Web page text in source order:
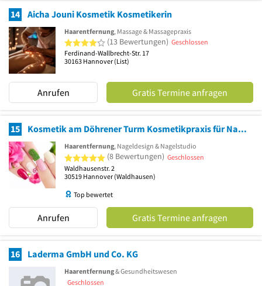
14 Aicha Jouni Kosmetik Kosmetikerin
Haarentfernung, Massage & Massagepraxis
4 von 5 Sternen
(13 Bewertungen) Geschlossen
Ferdinand-Wallbrecht-Str. 17
30163 Hannover(List)
Anrufen Gratis Termine anfragen
15 Kosmetik am Döhrener Turm Kosmetikpraxis für Naturkosmetik
Haarentfernung, Nageldesign & Nagelstudio
5 von 5 Sternen
(8 Bewertungen) Geschlossen
Waldhausenstr. 2
30519 Hannover(Waldhausen)
Top bewertet
Anrufen Gratis Termine anfragen
16 Laderma GmbH und Co. KG
Haarentfernung& Gesundheitswesen
Geschlossen